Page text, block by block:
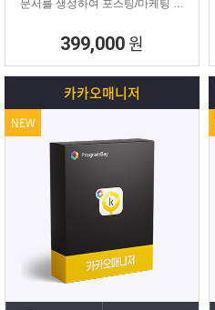
문서를 생성하여 포스팅/마케팅 시
소모되는 시간을 없애주는 고퀄리티
문서생성 프로그램입니다.
399,000 원
카카오매니저
NEW